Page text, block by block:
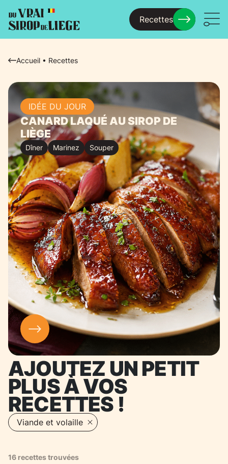
Recettes
Accueil • Recettes
AJOUTEZ UN PETIT
PLUS À VOS
RECETTES !
Filtres actifs
Viande et volaille
16 recettes trouvées
IDÉE DU JOUR
CANARD LAQUÉ AU SIROP DE
LIÈGE
Dîner Marinez Souper